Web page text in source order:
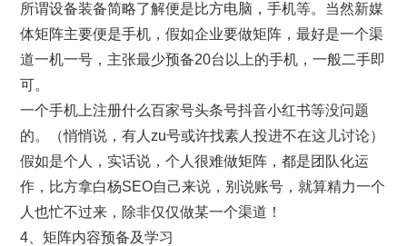
所谓设备装备简略了解便是比方电脑，手机等。当然新媒
体矩阵主要便是手机，假如企业要做矩阵，最好是一个渠
道一机一号，主张最少预备20台以上的手机，一般二手即
可。
一个手机上注册什么百家号头条号抖音小红书等没问题
的。（悄悄说，有人zu号或许找素人投进不在这儿讨论）
假如是个人，实话说，个人很难做矩阵，都是团队化运
作，比方拿白杨SEO自己来说，别说账号，就算精力一个
人也忙不过来，除非仅仅做某一个渠道！
4、矩阵内容预备及学习